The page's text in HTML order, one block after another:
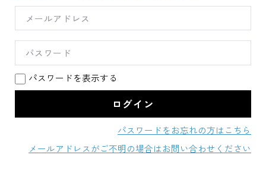
パスワードを表示する
パスワードをお忘れの方はこちら
メールアドレスがご不明の場合はお問い合わせください